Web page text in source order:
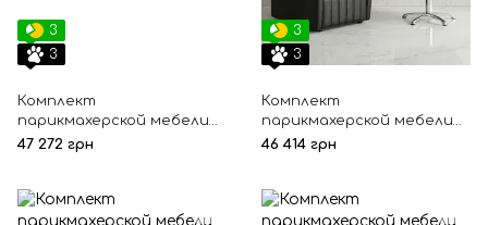
3
3
Комплект
парикмахерской мебели
Polo Black на диске
47 272 грн
3
3
Комплект
парикмахерской мебели
Bronx Vincent
46 414 грн